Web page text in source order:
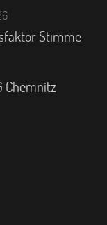
Stimme
Chemnitz